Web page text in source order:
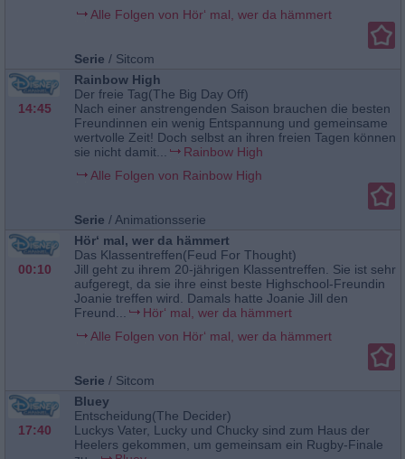
Alle Folgen von Hör‘ mal, wer da hämmert
Serie / Sitcom
14:45
Rainbow High
Der freie Tag(The Big Day Off)
Nach einer anstrengenden Saison brauchen die besten
Freundinnen ein wenig Entspannung und gemeinsame
wertvolle Zeit! Doch selbst an ihren freien Tagen können
sie nicht damit...
Rainbow High
Alle Folgen von Rainbow High
Serie /Animationsserie
00:10
Hör‘ mal, wer da hämmert
Das Klassentreffen(Feud For Thought)
Jill geht zu ihrem 20-jährigen Klassentreffen. Sie ist sehr
aufgeregt, da sie ihre einst beste Highschool-Freundin
Joanie treffen wird. Damals hatte Joanie Jill den
Freund...
Hör‘ mal, wer da hämmert
Alle Folgen von Hör‘ mal, wer da hämmert
Serie / Sitcom
17:40
Bluey
Entscheidung(The Decider)
Luckys Vater, Lucky und Chucky sind zum Haus der
Heelers gekommen, um gemeinsam ein Rugby-Finale